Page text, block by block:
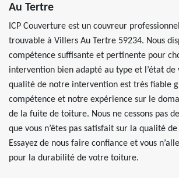
Au Tertre
ICP Couverture est un couvreur
trouvable à Villers Au Tertre 59234. Nous
compétence suffisante et pertinente pour
intervention bien adapté au type et l’état
qualité de notre intervention est très fiable
compétence et notre expérience sur le
de la fuite de toiture. Nous ne cessons pas
que vous n’êtes pas satisfait sur la qualité
Essayez de nous faire confiance et vous
pour la durabilité de votre toiture.